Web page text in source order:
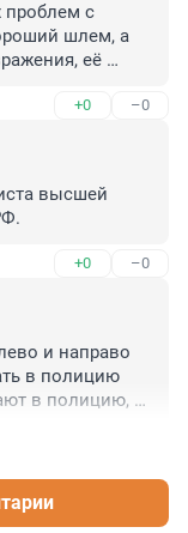
проблем с
шлем, а
её
будет продана,
+0 –0
высшей
+0 –0
и направо
в полицию
в полицию,